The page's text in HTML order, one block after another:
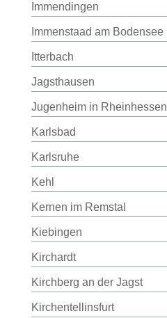
Immendingen
Immenstaad am Bodensee
Itterbach
Jagsthausen
Jugenheim in Rheinhessen
Karlsbad
Karlsruhe
Kehl
Kernen im Remstal
Kiebingen
Kirchardt
Kirchberg an der Jagst
Kirchentellinsfurt